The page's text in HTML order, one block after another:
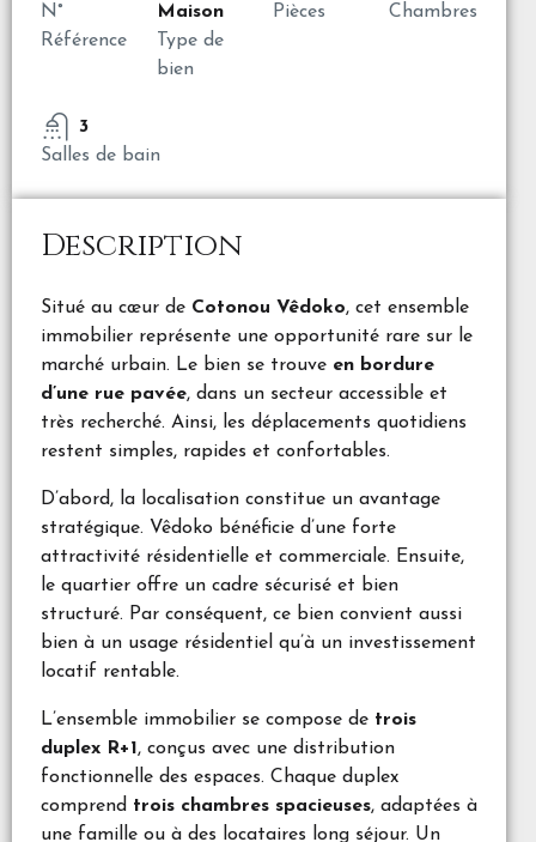
N°
Référence
Maison
Type de
bien
Pièces
Chambres
3
Salles de bain
Description
Situé au cœur de Cotonou Vêdoko, cet ensemble
immobilier représente une opportunité rare sur le
marché urbain. Le bien se trouve en bordure
d’une rue pavée, dans un secteur accessible et
très recherché. Ainsi, les déplacements quotidiens
restent simples, rapides et confortables.
D’abord, la localisation constitue un avantage
stratégique. Vêdoko bénéficie d’une forte
attractivité résidentielle et commerciale. Ensuite,
le quartier offre un cadre sécurisé et bien
structuré. Par conséquent, ce bien convient aussi
bien à un usage résidentiel qu’à un investissement
locatif rentable.
L’ensemble immobilier se compose de trois
duplex R+1 , conçus avec une distribution
fonctionnelle des espaces. Chaque duplex
comprend trois chambres spacieuses, adaptées à
une famille ou à des locataires long séjour. Un